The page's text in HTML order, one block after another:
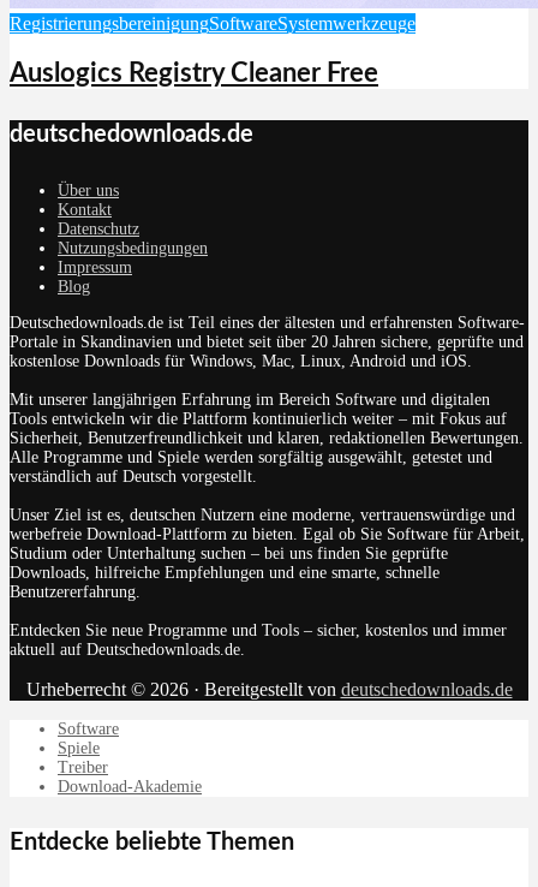
RegistrierungsbereinigungSoftwareSystemwerkzeuge
Auslogics Registry Cleaner Free
deutschedownloads.de
Über uns
Kontakt
Datenschutz
Nutzungsbedingungen
Impressum
Blog
Deutschedownloads.de ist Teil eines der ältesten und erfahrensten Software-
Portale in Skandinavien und bietet seit über 20 Jahren sichere, geprüfte und
kostenlose Downloads für Windows, Mac, Linux, Android und iOS.
Mit unserer langjährigen Erfahrung im Bereich Software und digitalen
Tools entwickeln wir die Plattform kontinuierlich weiter – mit Fokus auf
Sicherheit, Benutzerfreundlichkeit und klaren, redaktionellen Bewertungen.
Alle Programme und Spiele werden sorgfältig ausgewählt, getestet und
verständlich auf Deutsch vorgestellt.
Unser Ziel ist es, deutschen Nutzern eine moderne, vertrauenswürdige und
werbefreie Download-Plattform zu bieten. Egal ob Sie Software für Arbeit,
Studium oder Unterhaltung suchen – bei uns finden Sie geprüfte
Downloads, hilfreiche Empfehlungen und eine smarte, schnelle
Benutzererfahrung.
Entdecken Sie neue Programme und Tools – sicher, kostenlos und immer
aktuell auf Deutschedownloads.de.
Urheberrecht © 2026 · Bereitgestellt von deutschedownloads.de
Software
Spiele
Treiber
Download-Akademie
Entdecke beliebte Themen